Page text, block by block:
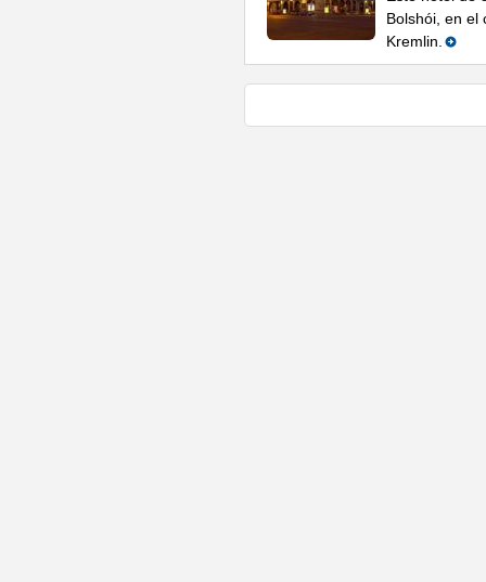
Bolshói, en el
Kremlin.